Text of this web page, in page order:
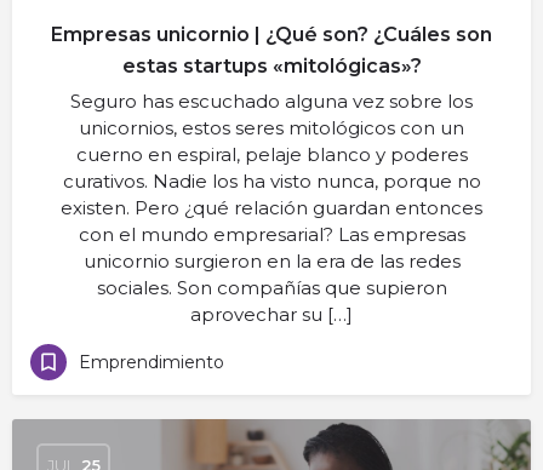
Empresas unicornio | ¿Qué son? ¿Cuáles son
estas startups «mitológicas»?
Seguro has escuchado alguna vez sobre los
unicornios, estos seres mitológicos con un
cuerno en espiral, pelaje blanco y poderes
curativos. Nadie los ha visto nunca, porque no
existen. Pero ¿qué relación guardan entonces
con el mundo empresarial? Las empresas
unicornio surgieron en la era de las redes
sociales. Son compañías que supieron
aprovechar su […]
Emprendimiento
JUL 25